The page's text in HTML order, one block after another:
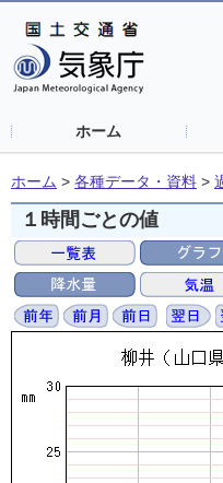
ホーム
ホーム > 各種データ・資料 >
１時間ごとの値